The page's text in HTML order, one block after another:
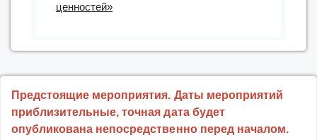
ценностей»
Предстоящие мероприятия. Даты мероприятий
приблизительные, точная дата будет
опубликована непосредственно перед началом.